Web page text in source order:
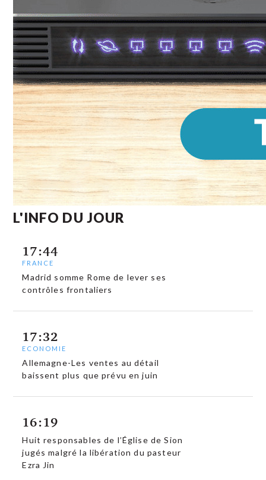
L'INFO DU JOUR
17:44
FRANCE
Madrid somme Rome de lever ses
contrôles frontaliers
17:32
ECONOMIE
Allemagne-Les ventes au détail
baissent plus que prévu en juin
16:19
Huit responsables de l’Église de Sion
jugés malgré la libération du pasteur
Ezra Jin